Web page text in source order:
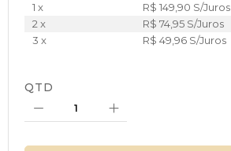
1 x
R$ 149,90 S/Juros
2 x
R$ 74,95 S/Juros
3 x
R$ 49,96 S/Juros
QTD